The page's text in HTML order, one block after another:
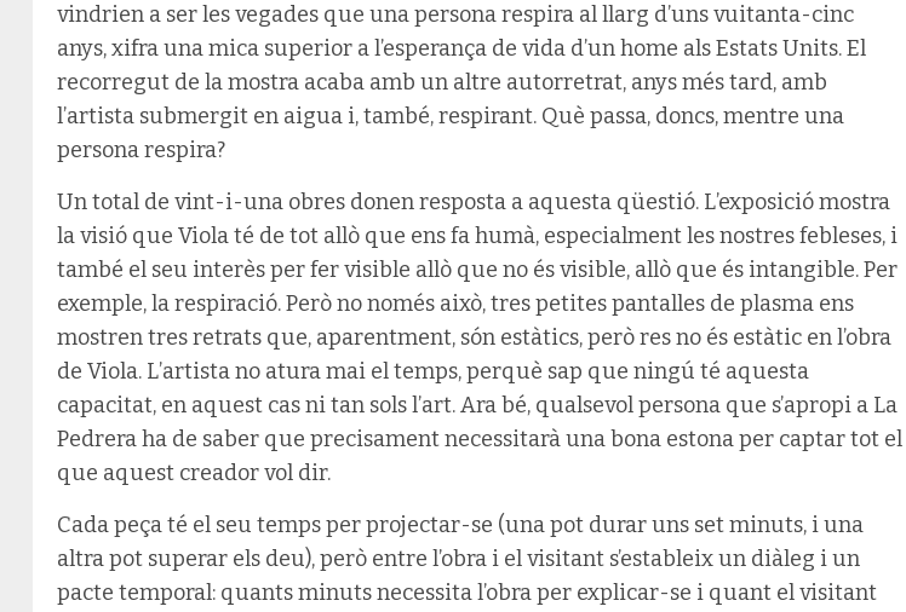
vindrien a ser les vegades que una persona respira al llarg d’uns vuitanta-cinc
anys, xifra una mica superior a l’esperança de vida d’un home als Estats Units. El
recorregut de la mostra acaba amb un altre autorretrat, anys més tard, amb
l’artista submergit en aigua i, també, respirant. Què passa, doncs, mentre una
persona respira?
Un total de vint-i-una obres donen resposta a aquesta qüestió. L’exposició mostra
la visió que Viola té de tot allò que ens fa humà, especialment les nostres febleses, i
també el seu interès per fer visible allò que no és visible, allò que és intangible. Per
exemple, la respiració. Però no només això, tres petites pantalles de plasma ens
mostren tres retrats que, aparentment, són estàtics, però res no és estàtic en l’obra
de Viola. L’artista no atura mai el temps, perquè sap que ningú té aquesta
capacitat, en aquest cas ni tan sols l’art. Ara bé, qualsevol persona que s’apropi a La
Pedrera ha de saber que precisament necessitarà una bona estona per captar tot el
que aquest creador vol dir.
Cada peça té el seu temps per projectar-se (una pot durar uns set minuts, i una
altra pot superar els deu), però entre l’obra i el visitant s’estableix un diàleg i un
pacte temporal: quants minuts necessita l’obra per explicar-se i quant el visitant